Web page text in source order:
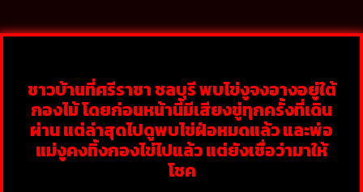
ชาวบ้านที่ศรีราชา ชลบุรี พบไข่งูจงอางอยู่ใต้
กองไม้ โดยก่อนหน้านี้มีเสียงขู่ทุกครั้งที่เดิน
ผ่าน แต่ล่าสุดไปดูพบไข่ฝ่อหมดแล้ว และพ่อ
แม่งูคงทิ้งกองไข่ไปแล้ว แต่ยังเชื่อว่ามาให้
โชค